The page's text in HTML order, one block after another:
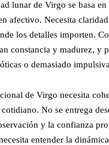
lunar de Virgo se basa en
afectivo. Necesita
los detalles importen.
constancia y madurez, y
o demasiado
de Virgo necesita
No se entrega
y la confianza
entender la